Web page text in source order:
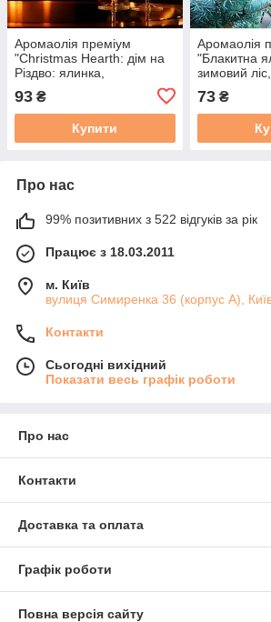
Аромаолія преміум
"Christmas Hearth: дім на
Різдво: ялинка,
мандарини, камін, лікер",
США, 10 г - 100г,
"Christmas Hearth". CS
93 ₴
Купити
Аромаолія
"Блакитна
зимовий
г, "Blue
73₴
Про нас
99% позитивних з 522 відгуків за рік
Працює з 18.03.2011
м. Київ
вулиця Симиренка 36 (корпус А),
Контакти
Сьогодні вихідний
Показати весь графік роботи
Про нас
Контакти
Доставка та оплата
Графік роботи
Повна версія сайту